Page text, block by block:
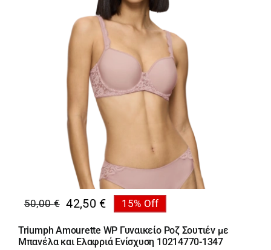
50,00€
Original
price
was:
42,50 €
Η
τρέχουσα
τιμή
15% Off
Triumph Amourette WP Γυναικείο Ροζ Σουτιέν με
Μπανέλα και Ελαφριά Ενίσχυση 10214770-1347